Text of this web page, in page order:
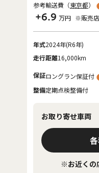
参考輸送費（東京都）
+6.9 万円 ※販売
年式2024年(R6年)
走行距離16,000km
保証ロングラン保証付
整備定期点検整備付
お取り寄せ車両
※お近くの